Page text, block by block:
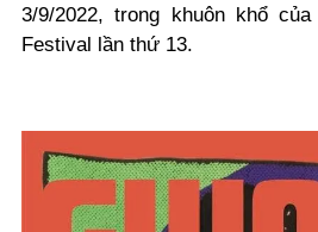
3/9/2022, trong khuôn khổ của
Festival lần thứ 13.